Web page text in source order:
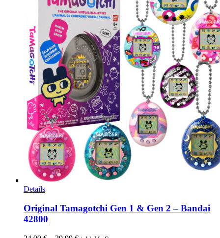
DetailsDieses
weist
mehrere
Varianten
Original Tamagotchi Gen 1 & Gen 2 – Bandai
42800